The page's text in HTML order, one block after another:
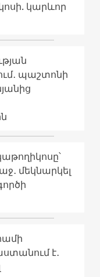
կարևոր
պաշտոնի
մեկնարկել
է․